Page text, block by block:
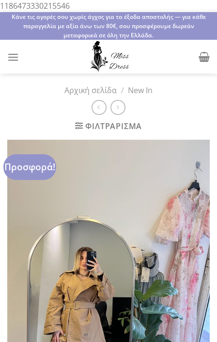
1186473330215546Μετάβαση
στο
περιεχόμενο
Κάνε τις αγορές σου χωρίς άγχος για τα έξοδα αποστολής — για κάθε
παραγγελία με αξία άνω των 80€, σου προσφέρουμε δωρεάν
μεταφορικά σε όλη την Ελλάδα.
Αρχική σελίδα / New In
ΦΙΛΤΡΆΡΙΣΜΑ
Προσφορά!